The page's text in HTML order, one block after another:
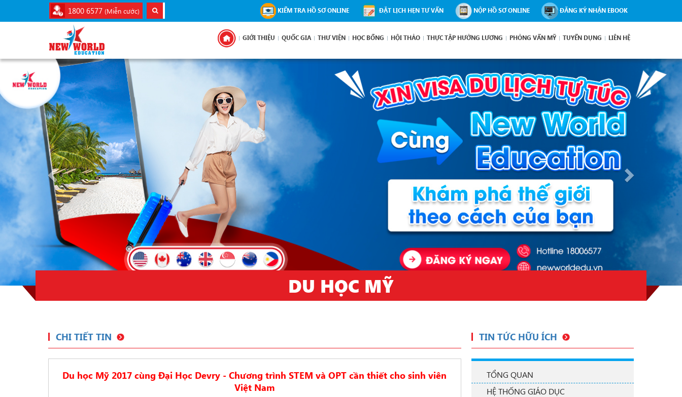
1800 6577 (Miễn cước) KIỂM TRA HỒ SƠ ONLINE ĐẶT LỊCH HẸN TƯ VẤN NỘP HỒ SƠ ONLINE ĐĂNG KÝ NHẬN EBOOK
GIỚI THIỆU QUỐC GIA THƯ VIỆN HỌC BỔNG HỘI THẢO THỰC TẬP HƯỞNG LƯƠNG PHỎNG VẤN MỸ TUYỂN DỤNG LIÊN HỆ
Previous Next
DU HỌC MỸ
CHI TIẾT TIN
Du học Mỹ 2017 cùng Đại Học Devry - Chương trình STEM và OPT cần thiết cho sinh viên
Việt Nam
TIN TỨC HỮU ÍCH
TỔNG QUAN
HỆ THỐNG GIÁO DỤC